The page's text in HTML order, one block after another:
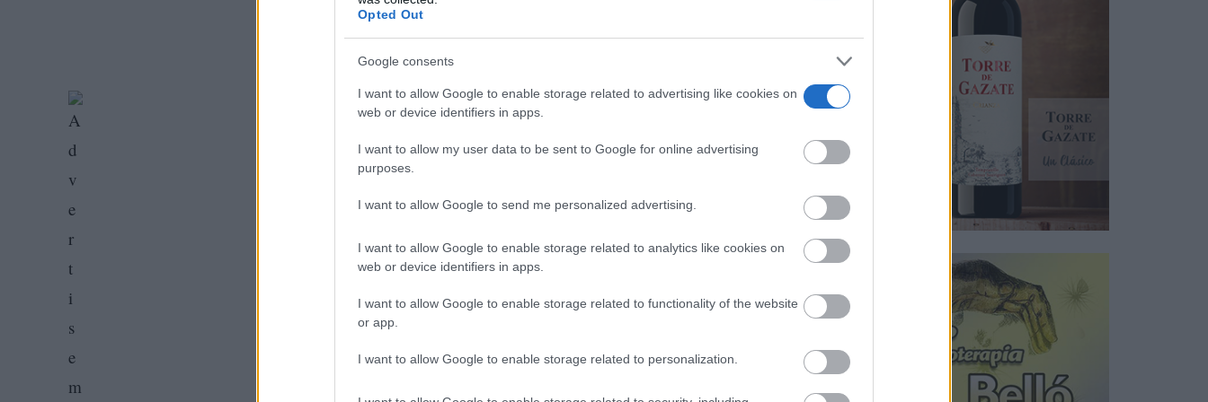
Opted Out
Google consents
I want to allow Google to enable storage related to advertising like cookies on
web or device identifiers in apps.
I want to allow my user data to be sent to Google for online advertising
purposes.
I want to allow Google to send me personalized advertising.
I want to allow Google to enable storage related to analytics like cookies on
web or device identifiers in apps.
I want to allow Google to enable storage related to functionality of the website
or app.
I want to allow Google to enable storage related to personalization.